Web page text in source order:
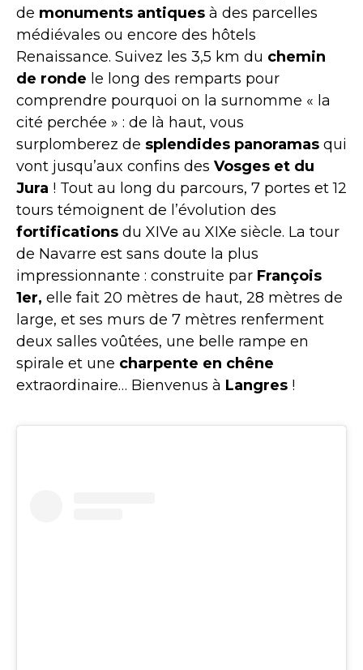
de monuments antiques à des parcelles
médiévales ou encore des hôtels
Renaissance. Suivez les 3,5 km du chemin
de ronde le long des remparts pour
comprendre pourquoi on la surnomme « la
cité perchée » : de là haut, vous
surplomberez de splendides panoramas qui
vont jusqu’aux confins des Vosges et du
Jura ! Tout au long du parcours, 7 portes et 12
tours témoignent de l’évolution des
fortifications du XIVe au XIXe siècle. La tour
de Navarre est sans doute la plus
impressionnante : construite par François
1er, elle fait 20 mètres de haut, 28 mètres de
large, et ses murs de 7 mètres renferment
deux salles voûtées, une belle rampe en
spirale et une charpente en chêne
extraordinaire… Bienvenus à Langres !